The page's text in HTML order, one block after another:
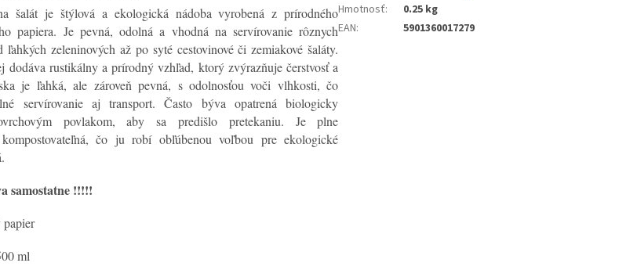
šalát je štýlová a ekologická nádoba vyrobená z prírodného
papiera. Je pevná, odolná a vhodná na servírovanie rôznych
ľahkých zeleninových až po syté cestovinové či zemiakové šaláty.
dodáva rustikálny a prírodný vzhľad, ktorý zvýrazňuje čerstvosť a
je ľahká, ale zároveň pevná, s odolnosťou voči vlhkosti, čo
servírovanie aj transport. Často býva opatrená biologicky
povlakom, aby sa predišlo pretekaniu. Je plne
čo ju robí obľúbenou voľbou pre ekologické
samostatne !!!!!
ml
Hmotnosť:
0.25 kg
EAN: 5901360017279